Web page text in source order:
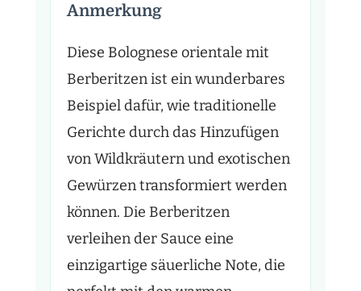
Anmerkung
Diese Bolognese orientale mit
Berberitzen ist ein wunderbares
Beispiel dafür, wie traditionelle
Gerichte durch das Hinzufügen
von Wildkräutern und exotischen
Gewürzen transformiert werden
können. Die Berberitzen
verleihen der Sauce eine
einzigartige säuerliche Note, die